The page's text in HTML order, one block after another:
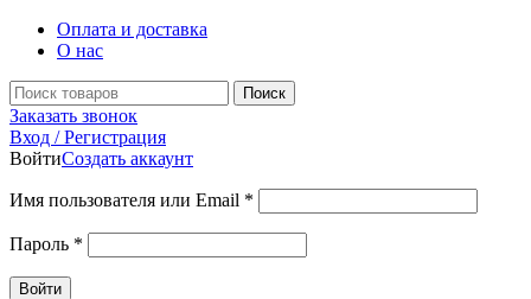
Оплата и доставка
О нас
Поиск
Заказать звонок
Вход / Регистрация
ВойтиСоздать аккаунт
Имя пользователя или Email *
Пароль *
Войти